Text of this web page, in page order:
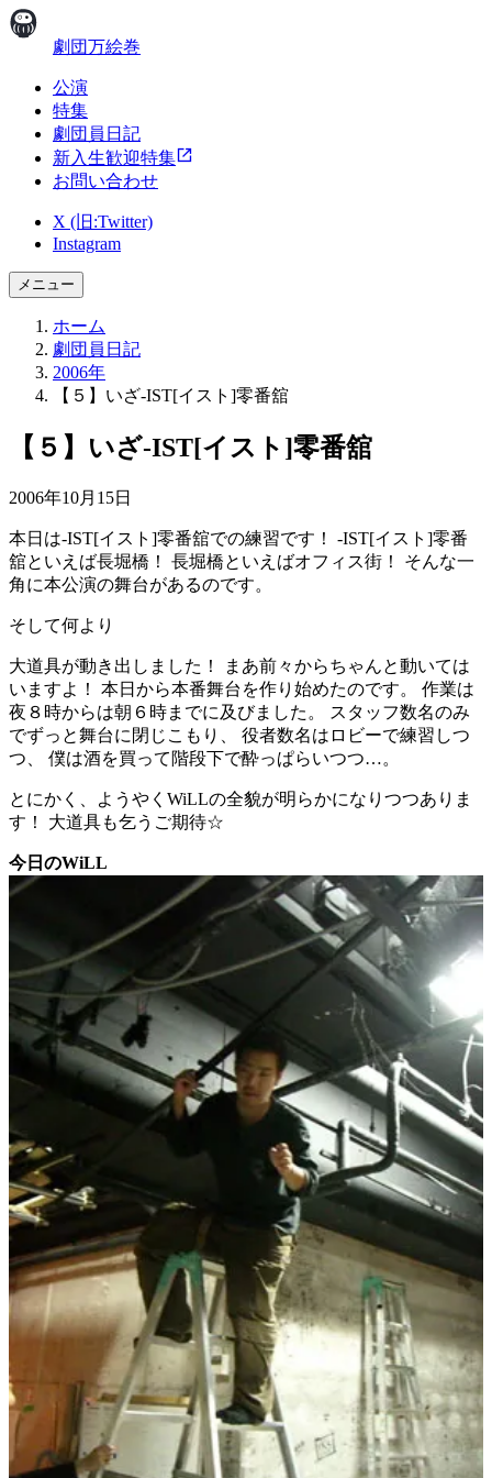
劇団万絵巻
公演
特集
劇団員日記
新入生歓迎特集
お問い合わせ
X (旧:Twitter)
Instagram
メニュー
ホーム
劇団員日記
2006年
【５】いざ-IST[イスト]零番舘
【５】いざ-IST[イスト]零番舘
2006年10月15日
本日は-IST[イスト]零番舘での練習です！ -IST[イスト]零番
舘といえば長堀橋！ 長堀橋といえばオフィス街！ そんな一
角に本公演の舞台があるのです。
そして何より
大道具が動き出しました！ まあ前々からちゃんと動いては
いますよ！ 本日から本番舞台を作り始めたのです。 作業は
夜８時からは朝６時までに及びました。 スタッフ数名のみ
でずっと舞台に閉じこもり、 役者数名はロビーで練習しつ
つ、 僕は酒を買って階段下で酔っぱらいつつ…。
とにかく、ようやくWiLLの全貌が明らかになりつつありま
す！ 大道具も乞うご期待☆
今日のWiLL